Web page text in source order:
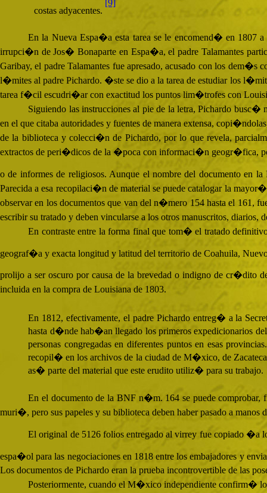
costas adyacentes.
[9]
En la Nueva Espa�a esta tarea se le encomend� en 1807
irrupci�n de Jos� Bonaparte en Espa�a, el padre Talamantes
Garibay, el padre Talamantes fue apresado, acusado con los
l�mites al padre Pichardo. �ste se dio a la tarea de estudiar los
tarea f�cil escudri�ar con exactitud los puntos lim�trofes con
Siguiendo las instrucciones al pie de la letra, Pichardo
en el que citaba autoridades y fuentes de manera extensa,
de la biblioteca y colecci�n de Pichardo, por lo que revela,
extractos de peri�dicos de la �poca con informaci�n geogr�fica,
o de informes de religiosos. Aunque el nombre del documento en la
Parecida a esa recopilaci�n de material se puede catalogar la
observar en los documentos que van del n�mero 154 hasta el 161,
escribir su tratado y deben vincularse a los otros manuscritos, diarios,
En contraste entre la forma final que tom� el tratado
geograf�a y exacta longitud y latitud del territorio de Coahuila,
prolijo a ser oscuro por causa de la brevedad o indigno de cr�dito
incluida en la compra de Louisiana de 1803.
En 1812, efectivamente, el padre Pichardo entreg� a la
hasta d�nde hab�an llegado los primeros expedicionarios
personas congregadas en diferentes puntos en esas
recopil� en los archivos de la ciudad de M�xico, de
as� parte del material que este erudito utiliz� para su trabajo.
En el documento de la BNFn�m. 164 se puede comprobar,
muri�, pero sus papeles y su biblioteca deben haber pasado a
El original de 5126 folios entregado al virrey fue copiado
espa�ol para las negociaciones en 1818 entre los embajadores y
Los documentos de Pichardo eran la prueba incontrovertible de las
Posteriormente, cuando el M�xico independiente confirm�